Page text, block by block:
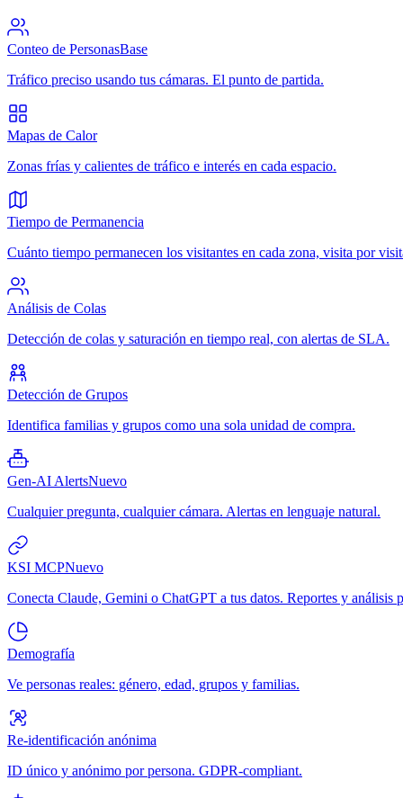
Conteo de PersonasBase
Tráfico preciso usando tus cámaras. El punto de partida.
Mapas de Calor
Zonas frías y calientes de tráfico e interés en cada espacio.
Tiempo de Permanencia
Cuánto tiempo permanecen los visitantes en cada zona, visita por
Análisis de Colas
Detección de colas y saturación en tiempo real, con alertas de SLA.
Detección de Grupos
Identifica familias y grupos como una sola unidad de compra.
Gen-AI AlertsNuevo
Cualquier pregunta, cualquier cámara. Alertas en lenguaje natural.
KSI MCPNuevo
Conecta Claude, Gemini o ChatGPT a tus datos. Reportes y análisis
Demografía
Ve personas reales: género, edad, grupos y familias.
Re-identificación anónima
ID único y anónimo por persona. GDPR-compliant.